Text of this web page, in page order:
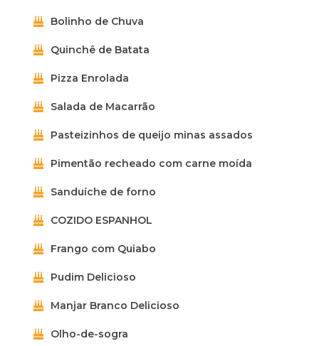
Bolinho de Chuva
Quinchê de Batata
Pizza Enrolada
Salada de Macarrão
Pasteizinhos de queijo minas assados
Pimentão recheado com carne moída
Sanduíche de forno
COZIDO ESPANHOL
Frango com Quiabo
Pudim Delicioso
Manjar Branco Delicioso
Olho-de-sogra